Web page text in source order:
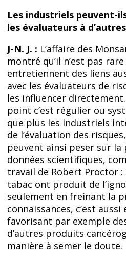
Les industriels peuvent-
les évaluateurs à
J-N. J. : L’affaire des
montré qu’il n’est pas
entretiennent des liens
avec les évaluateurs de
les influencer directement.
point c’est régulier ou
que plus les industriels
de l’évaluation des
peuvent ainsi peser sur
données scientifiques,
travail de Robert Proctor
tabac ont produit de
seulement en freinant la
connaissances, c’est
favorisant par exemple
d’autres produits
manière à semer le doute.